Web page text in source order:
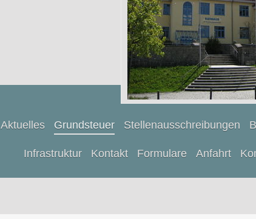
Aktuelles Grundsteuer Stellenausschreibungen
Infrastruktur Kontakt Formulare Anfahrt